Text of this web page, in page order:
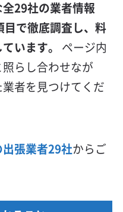
29社の業者情報
で徹底調査し、料
います。
ページ内
らし合わせなが
者を見つけてくだ
張業者29社からご